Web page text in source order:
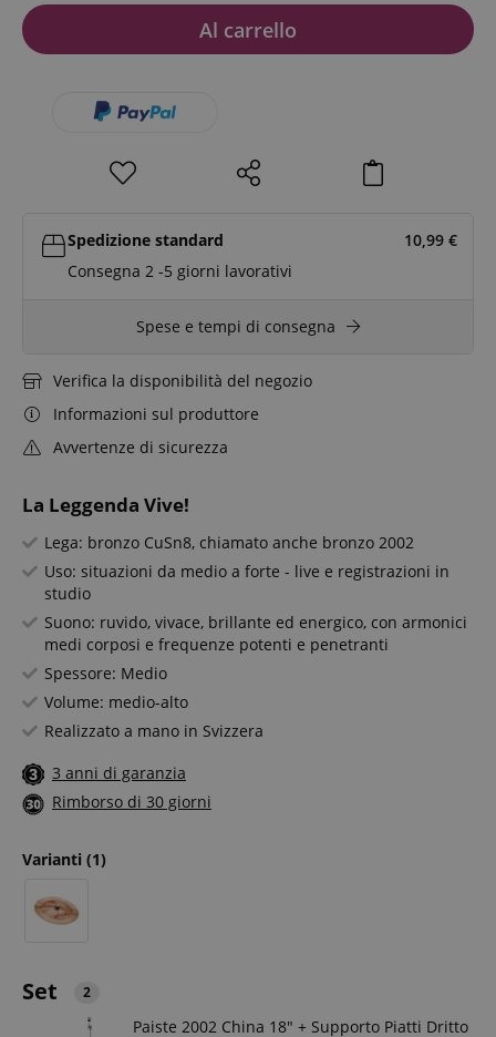
La Leggenda Vive!
Lega: bronzo CuSn8, chiamato anche bronzo 2002
Uso: situazioni da medio a forte - live e registrazioni in
studio
Suono: ruvido, vivace, brillante ed energico, con armonici
medi corposi e frequenze potenti e penetranti
Spessore: Medio
Volume: medio-alto
Realizzato a mano in Svizzera
3 anni di garanzia
Rimborso di 30 giorni
Varianti (1)
Al carrello
Spedizione standard 10,99 €
Consegna 2 -5 giorni lavorativi
Spese e tempi di consegna
Verifica la disponibilità del negozio
Informazioni sul produttore
Avvertenze di sicurezza
Set 2
Paiste 2002 China 18" + Supporto Piatti Dritto